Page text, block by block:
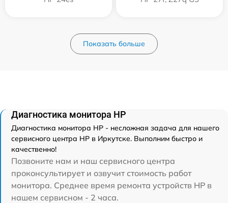
Показать больше
Диагностика монитора HP
Диагностика монитора HP - несложная задача для нашего
сервисного центра HP в Иркутске. Выполним быстро и
качественно!
Позвоните нам и наш сервисного центра
проконсультирует и озвучит стоимость работ
монитора. Среднее время ремонта устройств HP в
нашем сервисном - 2 часа.